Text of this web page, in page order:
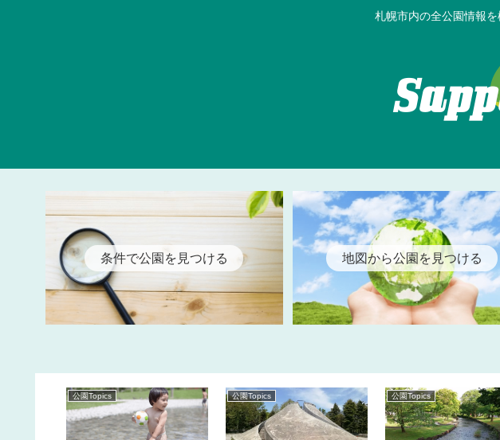
札幌市内の全公園情報
条件で公園を見つける 地図から公園を見つける
公園Topics 公園Topics 公園Topics